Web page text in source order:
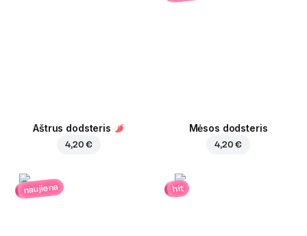
Aštrus dodsteris
4,20 €
Mėsos dodsteris
4,20 €
naujiena hit